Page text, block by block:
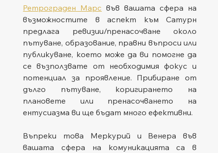
Ретрограден Марс във вашата сфера на
възможностите в аспект към Сатурн
предлага ревизии/пренасочване около
пътуване, образование, правни въпроси или
публикуване, което може да ви помогне да
се възползвате от необходимия фокус и
потенциал за проявление. Прибиране от
дълго пътуване, коригирането на
плановете или пренасочването на
ентусиазма ви ще бъдат много ефективни.
Въпреки това Меркурий и Венера във
вашата сфера на комуникацията са в